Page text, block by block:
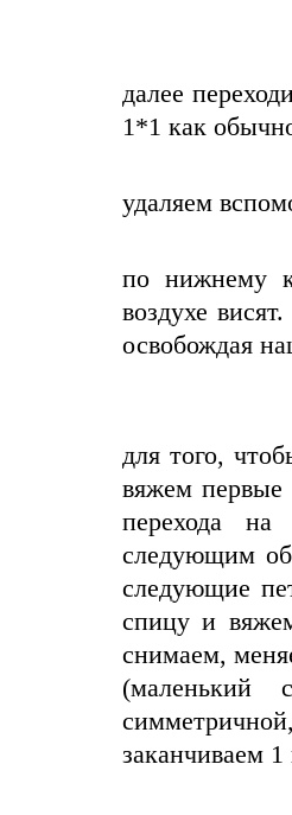
далее
1*1 как
удаляем
по нижнему
воздухе
освобождая
для того,
вяжем первые
перехода
следующим
следующие
спицу и
снимаем,
(маленький
заканчиваем